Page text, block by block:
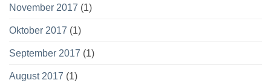
November 2017 (1)
Oktober 2017 (1)
September 2017 (1)
August 2017 (1)